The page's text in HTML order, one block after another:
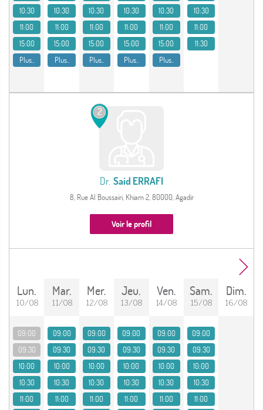
10:30
11:00
15:00
Plus..
10:30
11:00
15:00
Plus..
10:30
11:00
15:00
Plus..
10:30
11:00
15:00
Plus..
10:30
11:00
15:00
Plus..
10:30
11:00
11:30
2
Dr. Said ERRAFI
8, Rue Al Boussaïri, Khiam 2, 80000, Agadir
Voir le profil
lun.
10/08
mar.
11/08
mer.
12/08
jeu.
13/08
ven.
14/08
sam.
15/08
dim.
16/08
09:00
09:30
10:00
10:30
11:00
09:00
09:30
10:00
10:30
11:00
09:00
09:30
10:00
10:30
11:00
09:00
09:30
10:00
10:30
11:00
09:00
09:30
10:00
10:30
11:00
09:00
09:30
10:00
10:30
11:00